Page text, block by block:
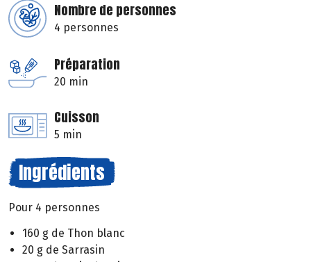
Nombre de personnes
4 personnes
Préparation
20 min
Cuisson
5 min
Ingrédients
Pour 4 personnes
160 g de Thon blanc
20 g de Sarrasin